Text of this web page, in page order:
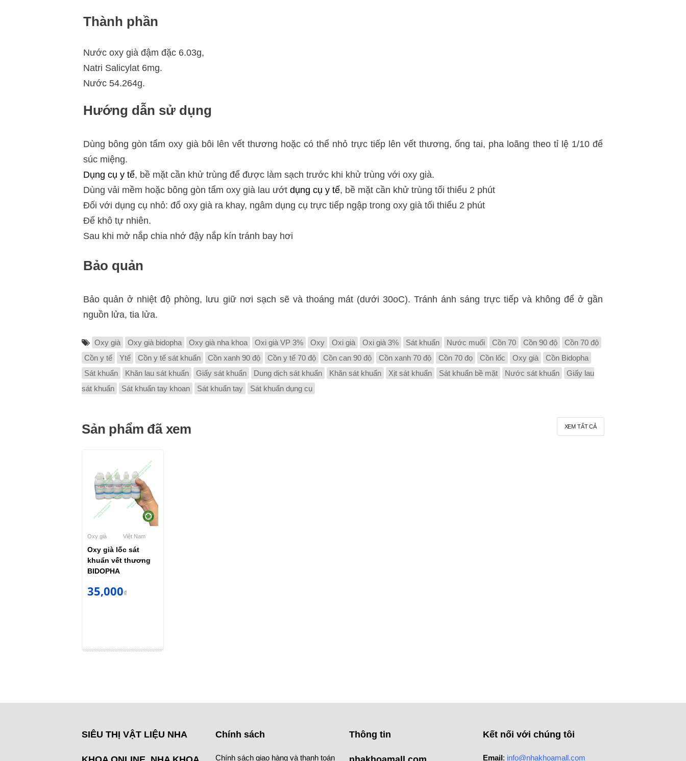
Thành phần
Nước oxy già đậm đặc 6.03g,
Natri Salicylat 6mg.
Nước 54.264g.
Hướng dẫn sử dụng
Dùng bông gòn tẩm oxy già bôi lên vết thương hoặc có thể nhỏ trực tiếp lên vết thương, ống tai, pha loãng theo tỉ lệ 1/10 để
súc miệng.
Dụng cụ y tế, bề mặt cần khử trùng để được làm sạch trước khi khử trùng với oxy già.
Dùng vải mềm hoặc bông gòn tẩm oxy già lau ướt dụng cụ y tế, bề mặt cần khử trùng tối thiểu 2 phút
Đối với dụng cụ nhỏ: đổ oxy già ra khay, ngâm dụng cụ trực tiếp ngập trong oxy già tối thiểu 2 phút
Để khô tự nhiên.
Sau khi mở nắp chia nhớ đậy nắp kín tránh bay hơi
Bảo quản
Bảo quản ở nhiệt độ phòng, lưu giữ nơi sạch sẽ và thoáng mát (dưới 30oC). Tránh ánh sáng trực tiếp và không để ở gần
nguồn lửa, tia lửa.
Oxy già Oxy già bidopha Oxy già nha khoa Oxi già VP 3% Oxy Oxi già Oxi già 3% Sát khuẩn Nước muối Cồn 70 Cồn 90 độ
Cồn 70 độ
Cồn y tế
Ytế Cồn y tế sát khuẩn Cồn xanh 90 độ Cồn y tế 70 độ Cồn can 90 độ Cồn xanh 70 độ Cồn 70 đọ Cồn lốc Oxy già
Cồn Bidopha
Sát khuẩn
Khăn lau sát khuẩn Giấy sát khuẩn Dung dịch sát khuẩn Khăn sát khuẩn Xịt sát khuẩn Sát khuẩn bề mặt Nước sát khuẩn
Giấy lau
sát khuẩn
Sát khuẩn tay khoan Sát khuẩn tay Sát khuẩn dụng cụ
Sản phẩm đã xem XEM TẤT CẢ
Oxy già Việt Nam
Oxy già lốc sát
khuẩn vết thương
BIDOPHA
35,000₫
SIÊU THỊ VẬT LIỆU NHA Chính sách
Chính sách giao hàng và thanh toán
Thông tin Kết nối với chúng tôi
Email: info@nhakhoamall.com